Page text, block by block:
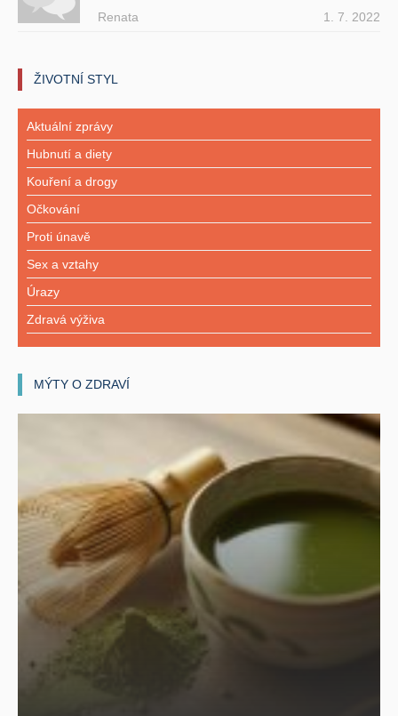
Renata 1. 7. 2022
ŽIVOTNÍ STYL
Aktuální zprávy
Hubnutí a diety
Kouření a drogy
Očkování
Proti únavě
Sex a vztahy
Úrazy
Zdravá výživa
MÝTY O ZDRAVÍ